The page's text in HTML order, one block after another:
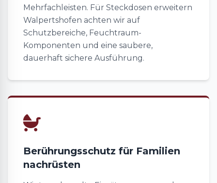
Mehrfachleisten. Für Steckdosen erweitern
Walpertshofen achten wir auf
Schutzbereiche, Feuchtraum-
Komponenten und eine saubere,
dauerhaft sichere Ausführung.
Berührungsschutz für Familien
nachrüsten